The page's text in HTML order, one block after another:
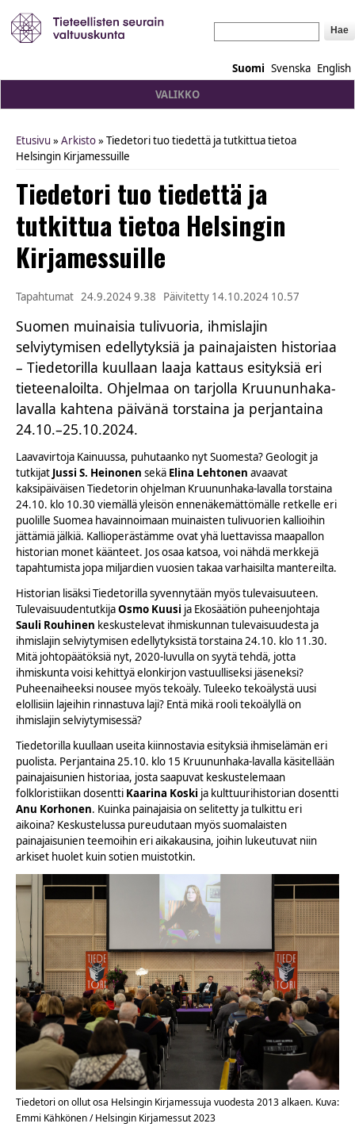
Suomi Svenska English
VALIKKO
You are here
Etusivu»Arkisto» Tiedetori tuo tiedettä ja tutkittua tietoa
Helsingin Kirjamessuille
Tiedetori tuo tiedettä ja
tutkittua tietoa Helsingin
Kirjamessuille
Tapahtumat 24.9.2024 9.38 Päivitetty 14.10.2024 10.57
Suomen muinaisia tulivuoria, ihmislajin
selviytymisen edellytyksiä ja painajaisten historiaa
– Tiedetorilla kuullaan laaja kattaus esityksiä eri
tieteenaloilta. Ohjelmaa on tarjolla Kruununhaka-
lavalla kahtena päivänä torstaina ja perjantaina
24.10.–25.10.2024.
Laavavirtoja Kainuussa, puhutaanko nyt Suomesta? Geologit ja
tutkijat Jussi S. Heinonen sekä Elina Lehtonen avaavat
kaksipäiväisen Tiedetorin ohjelman Kruununhaka-lavalla torstaina
24.10. klo 10.30 viemällä yleisön ennenäkemättömälle retkelle eri
puolille Suomea havainnoimaan muinaisten tulivuorien kallioihin
jättämiä jälkiä. Kallioperästämme ovat yhä luettavissa maapallon
historian monet käänteet. Jos osaa katsoa, voi nähdä merkkejä
tapahtumista jopa miljardien vuosien takaa varhaisilta mantereilta.
Historian lisäksi Tiedetorilla syvennytään myös tulevaisuuteen.
TulevaisuudentutkijaOsmo Kuusi ja Ekosäätiön puheenjohtaja
Sauli Rouhinen keskustelevat ihmiskunnan tulevaisuudesta ja
ihmislajin selviytymisen edellytyksistä torstaina 24.10. klo 11.30.
Mitä johtopäätöksiä nyt, 2020-luvulla on syytä tehdä, jotta
ihmiskunta voisi kehittyä elonkirjon vastuulliseksi jäseneksi?
Puheenaiheeksi nousee myös tekoäly. Tuleeko tekoälystä uusi
elollisiin lajeihin rinnastuva laji? Entä mikä rooli tekoälyllä on
ihmislajin selviytymisessä?
Tiedetorilla kuullaan useita kiinnostavia esityksiä ihmiselämän eri
puolista. Perjantaina 25.10. klo 15 Kruununhaka-lavalla käsitellään
painajaisunien historiaa, josta saapuvat keskustelemaan
folkloristiikan dosentti Kaarina Koski ja kulttuurihistorian dosentti
Anu Korhonen. Kuinka painajaisia on selitetty ja tulkittu eri
aikoina? Keskustelussa pureudutaan myös suomalaisten
painajaisunien teemoihin eri aikakausina, joihin lukeutuvat niin
arkiset huolet kuin sotien muistotkin.
Tiedetori on ollut osa Helsingin Kirjamessuja vuodesta 2013 alkaen. Kuva:
Emmi Kähkönen / Helsingin Kirjamessut 2023